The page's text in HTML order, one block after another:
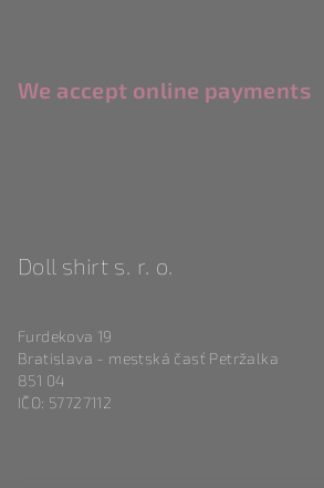
We accept online payments
Doll shirt s. r. o.
Furdekova 19
Bratislava - mestská časť Petržalka
851 04
IČO: 57727112